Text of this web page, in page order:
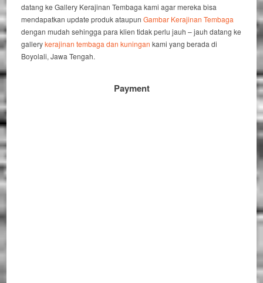
datang ke Gallery Kerajinan Tembaga kami agar mereka bisa
mendapatkan update produk ataupunGambar Kerajinan Tembaga
dengan mudah sehingga para klien tidak perlu jauh – jauh datang ke
gallerykerajinan tembaga dan kuningan kami yang berada di
Boyolali, Jawa Tengah.
Payment